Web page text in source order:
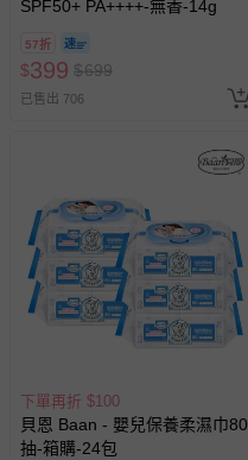
SPF50+ PA++++-無香-14g
57折
$399 $699
已售出 706
下單再折 $100
貝恩 Baan - 嬰兒保養柔濕巾80
抽-箱購-24包